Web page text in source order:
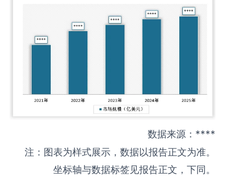
数据来源：****
注：图表为样式展示，数据以报告正文为准。
坐标轴与数据标签见报告正文，下同。